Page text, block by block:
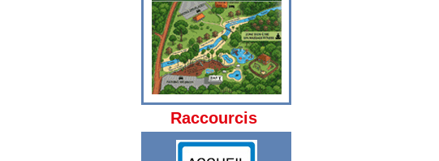
Raccourcis